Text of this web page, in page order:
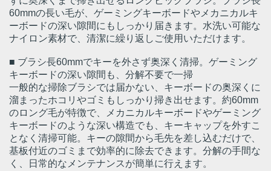
60mmの長い毛が、ゲーミングキーボードやメカニカルキ
ーボードの深い隙間にもしっかり届きます。水洗い可能な
ナイロン素材で、清潔に繰り返しご使用いただけます。
■ ブラシ長60mmでキーを外さず奥深く清掃。ゲーミング
キーボードの深い隙間も、分解不要で一掃
一般的な掃除ブラシでは届かない、キーボードの奥深くに
溜まったホコリやゴミもしっかり掃き出せます。約60mm
のロング毛が特徴で、メカニカルキーボードやゲーミング
キーボードのような深い構造でも、キーキャップを外すこ
となく清掃可能。キーの隙間から毛先を差し込むだけで、
基板付近のゴミまで効率的に除去できます。分解の手間な
く、日常的なメンテナンスが簡単に行えます。